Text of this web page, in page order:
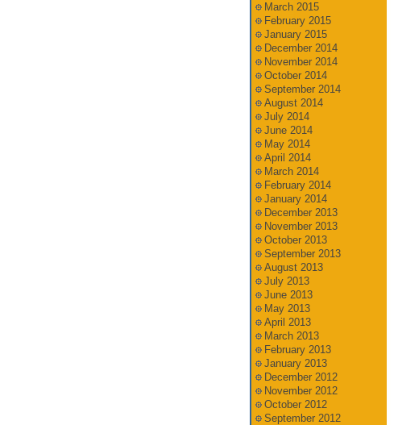
March 2015
February 2015
January 2015
December 2014
November 2014
October 2014
September 2014
August 2014
July 2014
June 2014
May 2014
April 2014
March 2014
February 2014
January 2014
December 2013
November 2013
October 2013
September 2013
August 2013
July 2013
June 2013
May 2013
April 2013
March 2013
February 2013
January 2013
December 2012
November 2012
October 2012
September 2012